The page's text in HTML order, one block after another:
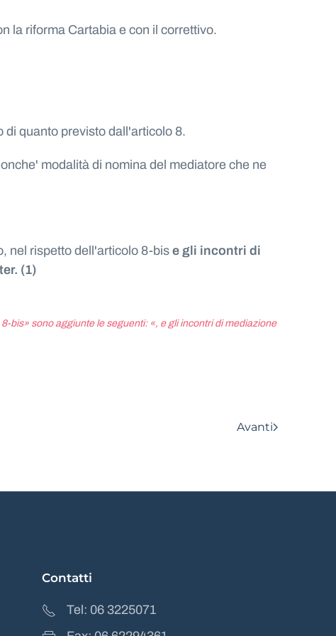
la riforma Cartabia e con il correttivo.
di quanto previsto dall'articolo 8.
modalità di nomina del mediatore che ne
nel rispetto dell'articolo 8-bis e gli incontri di
(1)
bis» sono aggiunte le seguenti: «, e gli incontri di mediazione
Avanti
Contatti
Tel: 06 3225071